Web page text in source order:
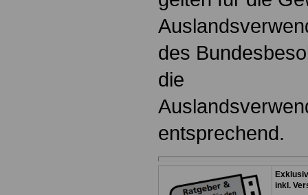
des
die
entsprechend.
inkl.